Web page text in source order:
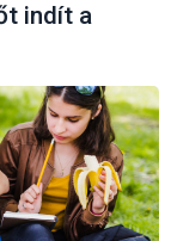
indít a